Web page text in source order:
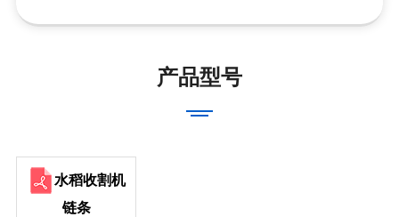
产品型号
水稻收割机
链条